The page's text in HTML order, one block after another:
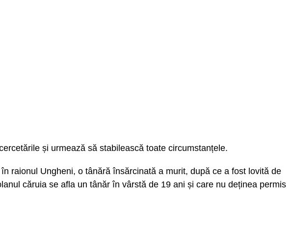
și urmează să stabilească toate circumstanțele.
raionul Ungheni, o tânără însărcinată a murit, după ce a fost lovită de
căruia se afla un tânăr în vârstă de 19 ani și care nu deținea permis